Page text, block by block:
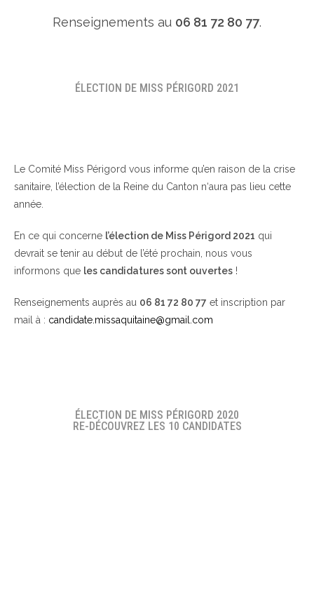
Renseignements au 06 81 72 80 77.
ÉLECTION DE MISS PÉRIGORD 2021
Le Comité Miss Périgord vous informe qu’en raison de la crise
sanitaire, l’élection de la Reine du Canton n‘aura pas lieu cette
année.
En ce qui concerne l’élection de Miss Périgord 2021 qui
devrait se tenir au début de l’été prochain, nous vous
informons que les candidatures sont ouvertes !
Renseignements auprès au 06 81 72 80 77 et inscription par
mail à : candidate.missaquitaine@gmail.com
ÉLECTION DE MISS PÉRIGORD 2020
RE-DÉCOUVREZ LES 10 CANDIDATES